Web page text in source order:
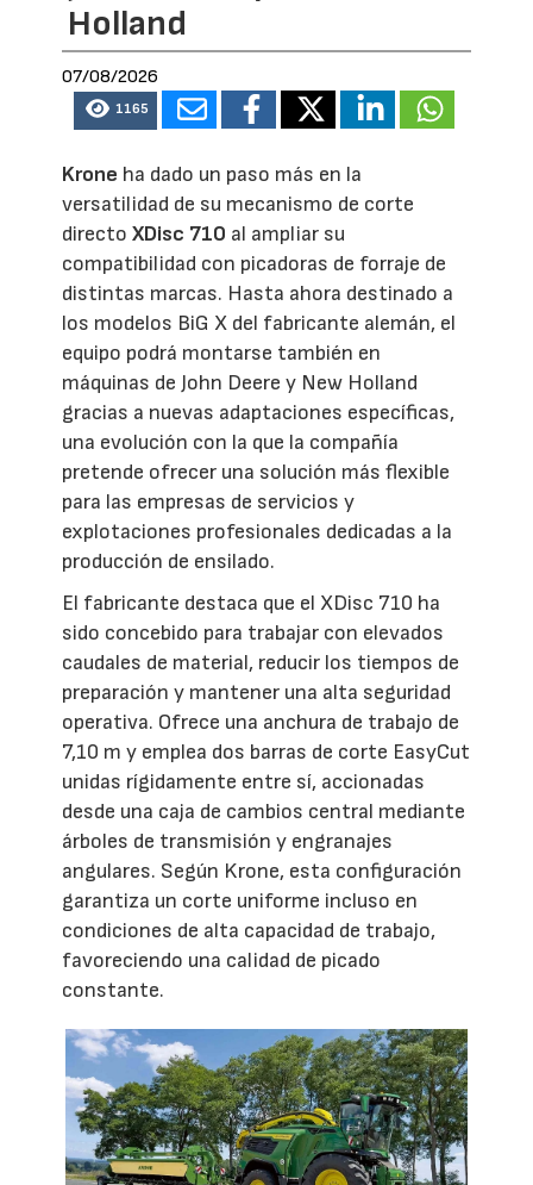
Holland
07/08/2026
1165
Krone ha dado un paso más en la
versatilidad de su mecanismo de corte
directoXDisc 710 al ampliar su
compatibilidad con picadoras de forraje de
distintas marcas. Hasta ahora destinado a
los modelos BiG X del fabricante alemán, el
equipo podrá montarse también en
máquinas de John Deere y New Holland
gracias a nuevas adaptaciones específicas,
una evolución con la que la compañía
pretende ofrecer una solución más flexible
para las empresas de servicios y
explotaciones profesionales dedicadas a la
producción de ensilado.
El fabricante destaca que el XDisc 710 ha
sido concebido para trabajar con elevados
caudales de material, reducir los tiempos de
preparación y mantener una alta seguridad
operativa. Ofrece una anchura de trabajo de
7,10 m y emplea dos barras de corte EasyCut
unidas rígidamente entre sí, accionadas
desde una caja de cambios central mediante
árboles de transmisión y engranajes
angulares. Según Krone, esta configuración
garantiza un corte uniforme incluso en
condiciones de alta capacidad de trabajo,
favoreciendo una calidad de picado
constante.